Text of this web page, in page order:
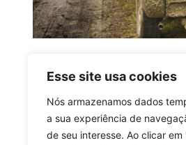
Esse site usa cookies
Nós armazenamos dados
a sua experiência de
de seu interesse. Ao clicar
Existe multa por
Prefeitura implementou um
veículos em condições
costumam deixar o seu veículo